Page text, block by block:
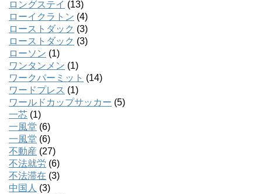
ロングステイ (13)
ローイクラトン (4)
ローストダック (3)
ローストダック (3)
ローソン (1)
ワンタンメン (1)
ワークパーミット (14)
ワードプレス (1)
ワールドカップサッカー (5)
一芯 (1)
一風堂 (6)
一風堂 (6)
不動産 (27)
不法就労 (6)
不法滞在 (3)
中国人 (3)